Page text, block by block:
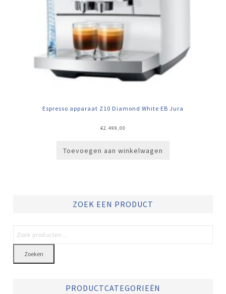
Espresso apparaat Z10 Diamond White EB Jura
€2.499,00
Toevoegen aan winkelwagen
ZOEK EEN PRODUCT
Zoeken
PRODUCTCATEGORIEËN